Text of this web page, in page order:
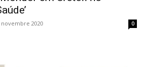
novembre 2020 0